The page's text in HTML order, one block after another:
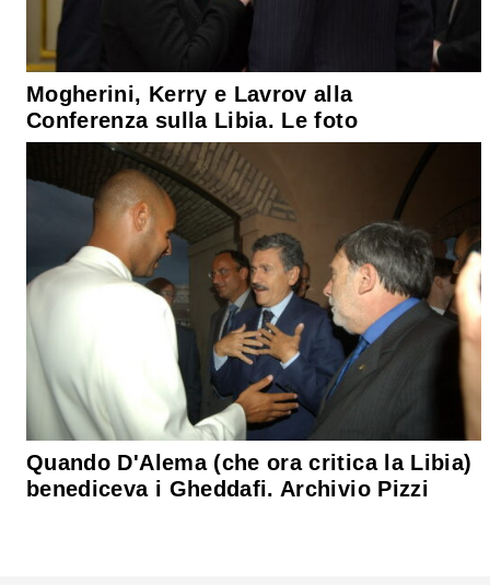
Mogherini, Kerry e Lavrov alla
Conferenza sulla Libia. Le foto
Quando D'Alema (che ora critica la Libia)
benediceva i Gheddafi. Archivio Pizzi